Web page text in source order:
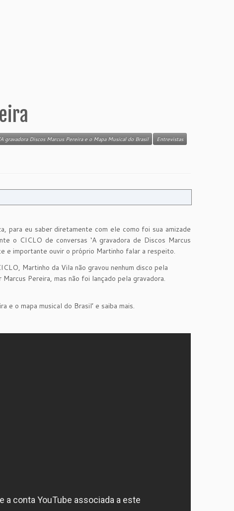
gravadora Discos Marcus Pereira e o Mapa Musical do Brasil
Entrevistas
para eu saber diretamente com ele como foi sua amizade
o CICLO de conversas ‘A gravadora de Discos Marcus
e importante ouvir o próprio Martinho falar a respeito.
Martinho da Vila não gravou nenhum disco pela
Pereira, mas não foi lançado pela gravadora.
e o mapa musical do Brasil’ e saiba mais.